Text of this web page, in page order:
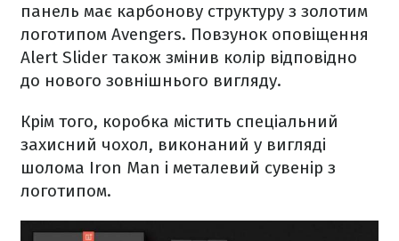
панель має карбонову структуру з золотим
логотипом Avengers. Повзунок оповіщення
Alert Slider також змінив колір відповідно
до нового зовнішнього вигляду.
Крім того, коробка містить спеціальний
захисний чохол, виконаний у вигляді
шолома Iron Man і металевий сувенір з
логотипом.